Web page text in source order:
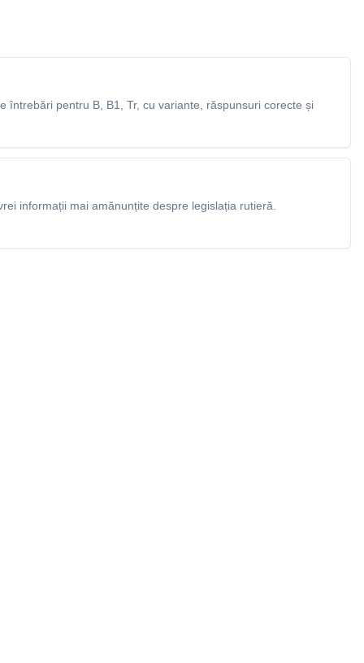
întrebări pentru B, B1, Tr, cu variante, răspunsuri corecte și
informații mai amănunțite despre legislația rutieră.